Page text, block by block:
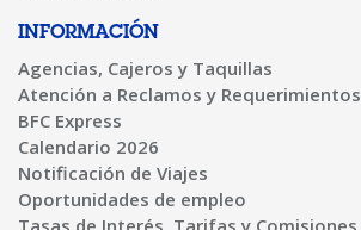
INFORMACIÓN
Agencias, Cajeros y Taquillas
Atención a Reclamos y Requerimientos
BFC Express
Calendario 2026
Notificación de Viajes
Oportunidades de empleo
Tasas de Interés, Tarifas y Comisiones